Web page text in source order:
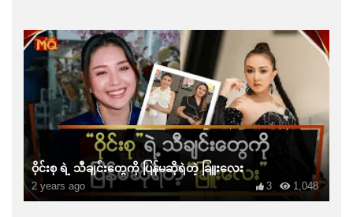
ဝိုင်းစု ရဲ့ သီချင်းတွေကို ပြန်မဆိုရဲတဲ့ ခြူးလေး
2 years ago 1,048
3